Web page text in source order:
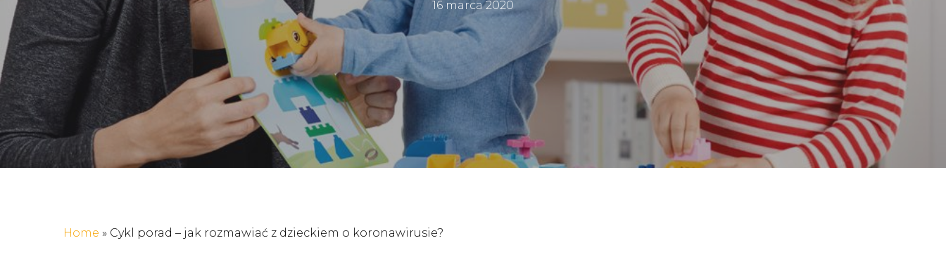
16 marca 2020
Home » Cykl porad – jak rozmawiać z dzieckiem o koronawirusie?